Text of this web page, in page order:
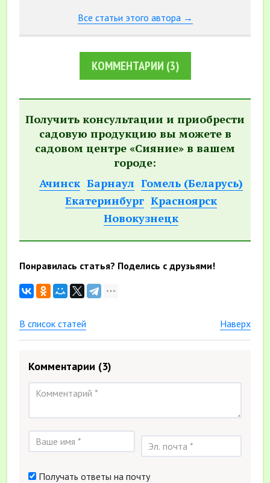
Все статьи этого автора →
КОММЕНТАРИИ (3)
Получить консультации и приобрести
садовую продукцию вы можете в
садовом центре «Сияние» в вашем
городе:
Ачинск Барнаул Гомель (Беларусь)
Екатеринбург Красноярск
Новокузнецк
Понравилась статья? Поделись с друзьями!
В список статей Наверх
Комментарии (3)
Получать ответы на почту